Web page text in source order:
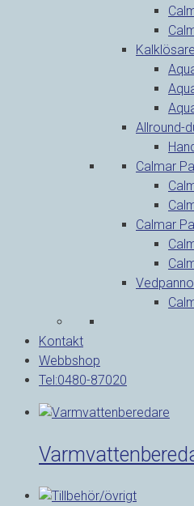
Kalklösare
Allround-
Calmar
Calmar
Kontakt
Webbshop
Tel:0480-87020